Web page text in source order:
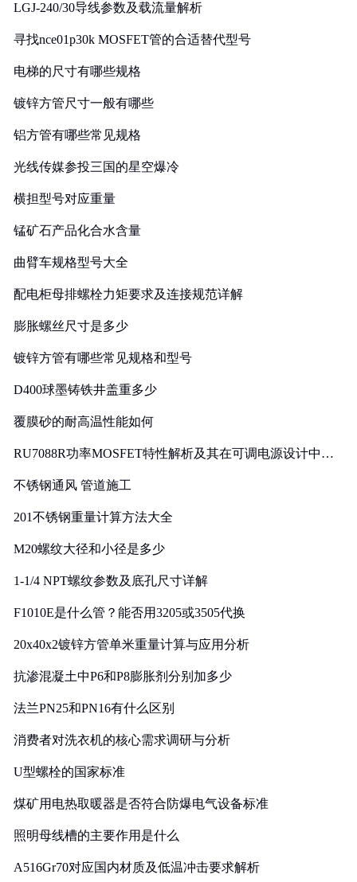
LGJ-240/30导线参数及载流量解析
寻找nce01p30k MOSFET管的合适替代型号
电梯的尺寸有哪些规格
镀锌方管尺寸一般有哪些
铝方管有哪些常见规格
光线传媒参投三国的星空爆冷
横担型号对应重量
锰矿石产品化合水含量
曲臂车规格型号大全
配电柜母排螺栓力矩要求及连接规范详解
膨胀螺丝尺寸是多少
镀锌方管有哪些常见规格和型号
D400球墨铸铁井盖重多少
覆膜砂的耐高温性能如何
RU7088R功率MOSFET特性解析及其在可调电源设计中的
不锈钢通风 管道施工
201不锈钢重量计算方法大全
M20螺纹大径和小径是多少
1-1/4 NPT螺纹参数及底孔尺寸详解
F1010E是什么管？能否用3205或3505代换
20x40x2镀锌方管单米重量计算与应用分析
抗渗混凝土中P6和P8膨胀剂分别加多少
法兰PN25和PN16有什么区别
消费者对洗衣机的核心需求调研与分析
U型螺栓的国家标准
煤矿用电热取暖器是否符合防爆电气设备标准
照明母线槽的主要作用是什么
A516Gr70对应国内材质及低温冲击要求解析